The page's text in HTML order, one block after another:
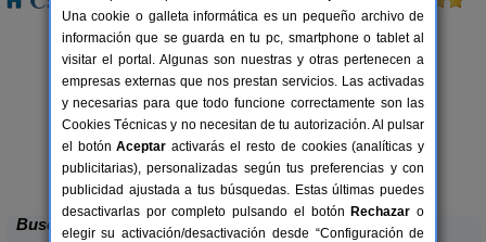
8-14+2 pers.
desde 27 €
Casa de Labranza para Turismo
Rural
Trasmulas (Granada)
Buscar
Una cookie o galleta informática es un pequeño archivo de
información que se guarda en tu pc, smartphone o tablet al
visitar el portal. Algunas son nuestras y otras pertenecen a
empresas externas que nos prestan servicios. Las activadas
y necesarias para que todo funcione correctamente son las
Cookies Técnicas y no necesitan de tu autorización. Al pulsar
el botónAceptar activarás el resto de cookies (analíticas y
publicitarias), personalizadas según tus preferencias y con
publicidad ajustada a tus búsquedas. Estas últimas puedes
desactivarlas por completo pulsando el botón Rechazar o
elegir su activación/desactivación desde “Configuración de